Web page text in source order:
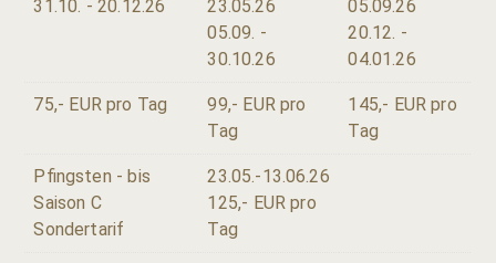
31.10. - 20.12.26
23.05.26
05.09. -
30.10.26
05.09.26
20.12. -
04.01.26
75,- EUR pro Tag
99,- EUR pro
Tag
145,- EUR pro
Tag
Pfingsten - bis
Saison C
Sondertarif
23.05.-13.06.26
125,- EUR pro
Tag